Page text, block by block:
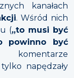
kanałach
. Wśród nich
(„to musi być
powinno być
komentarze
napędzały